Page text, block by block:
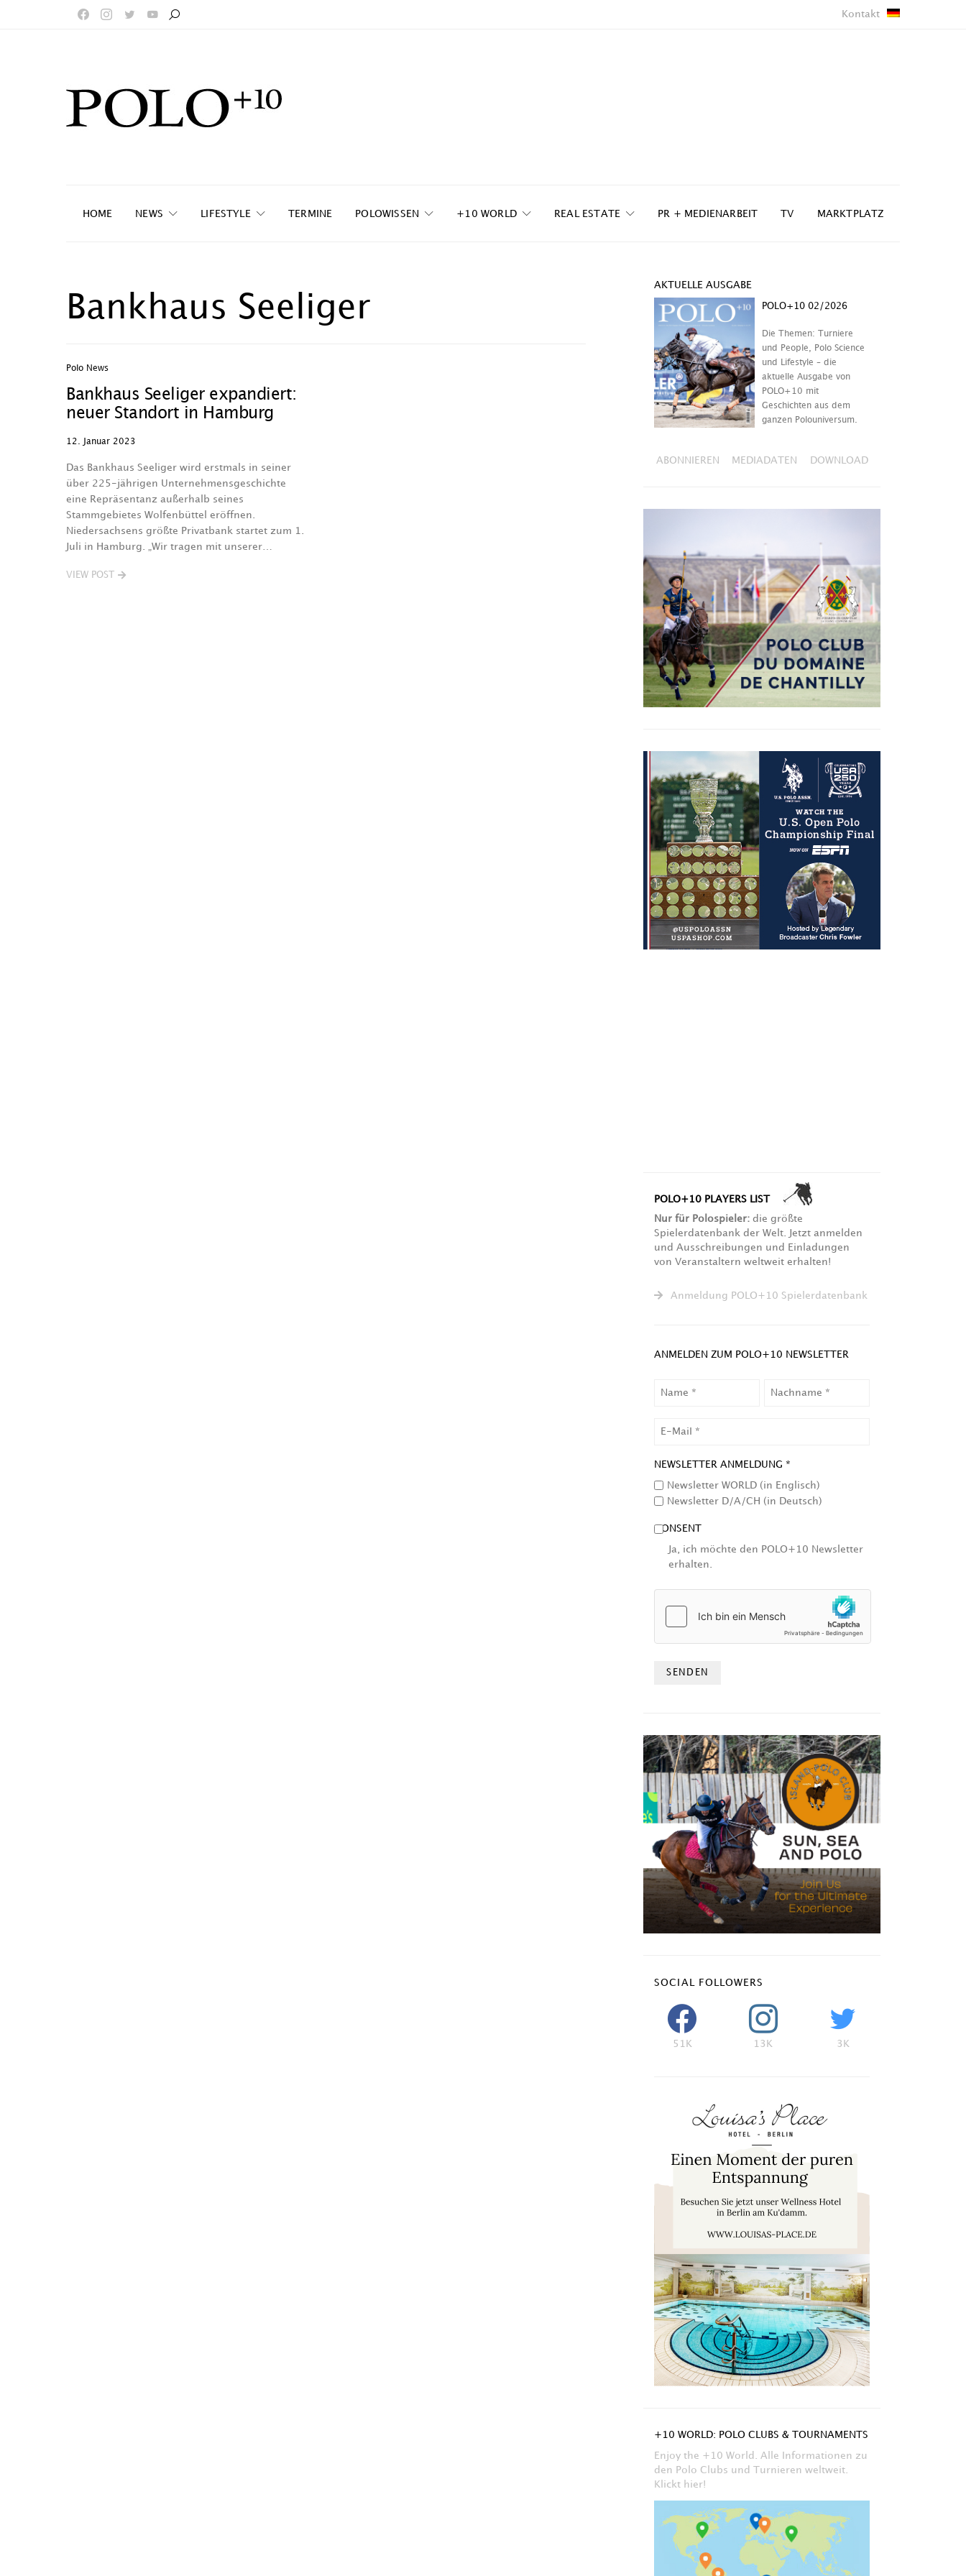
Kontakt
HOME NEWS LIFESTYLE TERMINE POLOWISSEN +10 WORLD REAL ESTATE PR + MEDIENARBEIT TV MARKTPLATZ
Bankhaus Seeliger
Polo News
Bankhaus Seeliger expandiert:
neuer Standort in Hamburg
12. Januar 2023
Das Bankhaus Seeliger wird erstmals in seiner
über 225-jährigen Unternehmensgeschichte
eine Repräsentanz außerhalb seines
Stammgebietes Wolfenbüttel eröffnen.
Niedersachsens größte Privatbank startet zum 1.
Juli in Hamburg. „Wir tragen mit unserer…
VIEW POST
AKTUELLE AUSGABE
POLO+10 02/2026
Die Themen: Turniere
und People, Polo Science
und Lifestyle – die
aktuelle Ausgabe von
POLO+10 mit
Geschichten aus dem
ganzen Polouniversum.
ABONNIEREN MEDIADATEN DOWNLOAD
POLO+10 PLAYERS LIST
Nur für Polospieler: die größte
Spielerdatenbank der Welt. Jetzt anmelden
und Ausschreibungen und Einladungen
von Veranstaltern weltweit erhalten!
Anmeldung POLO+10 Spielerdatenbank
ANMELDEN ZUM POLO+10 NEWSLETTER
NEWSLETTER ANMELDUNG *
Newsletter WORLD (in Englisch)
Newsletter D/A/CH (in Deutsch)
CONSENT
Ja, ich möchte den POLO+10 Newsletter
erhalten.
SOCIAL FOLLOWERS
51K 13K 3K
+10 WORLD: POLO CLUBS & TOURNAMENTS
Enjoy the +10 World. Alle Informationen zu
den Polo Clubs und Turnieren weltweit.
Klickt hier!